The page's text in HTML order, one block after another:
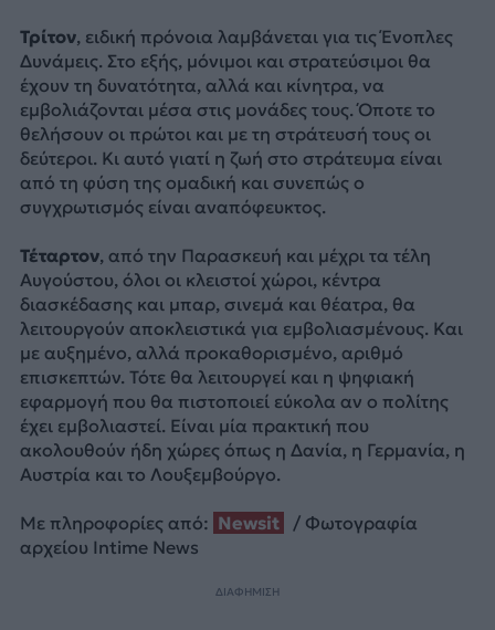
Τρίτον, ειδική πρόνοια λαμβάνεται για τις Ένοπλες
Δυνάμεις. Στο εξής, μόνιμοι και στρατεύσιμοι θα
έχουν τη δυνατότητα, αλλά και κίνητρα, να
εμβολιάζονται μέσα στις μονάδες τους. Όποτε το
θελήσουν οι πρώτοι και με τη στράτευσή τους οι
δεύτεροι. Κι αυτό γιατί η ζωή στο στράτευμα είναι
από τη φύση της ομαδική και συνεπώς ο
συγχρωτισμός είναι αναπόφευκτος.
Τέταρτον, από την Παρασκευή και μέχρι τα τέλη
Αυγούστου, όλοι οι κλειστοί χώροι, κέντρα
διασκέδασης και μπαρ, σινεμά και θέατρα, θα
λειτουργούν αποκλειστικά για εμβολιασμένους. Και
με αυξημένο, αλλά προκαθορισμένο, αριθμό
επισκεπτών. Τότε θα λειτουργεί και η ψηφιακή
εφαρμογή που θα πιστοποιεί εύκολα αν ο πολίτης
έχει εμβολιαστεί. Είναι μία πρακτική που
ακολουθούν ήδη χώρες όπως η Δανία, η Γερμανία, η
Αυστρία και το Λουξεμβούργο.
Με πληροφορίες από: Newsit
/ Φωτογραφία
αρχείου Intime News
ΔΙΑΦΗΜΙΣΗ